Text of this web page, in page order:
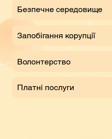
Безпечне середовище
Запобігання корупції
Волонтерство
Платні послуги